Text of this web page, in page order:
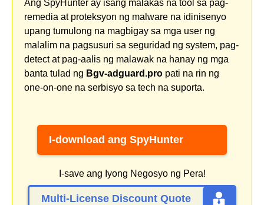
Ang SpyHunter ay isang malakas na tool sa pag-
remedia at proteksyon ng malware na idinisenyo
upang tumulong na magbigay sa mga user ng
malalim na pagsusuri sa seguridad ng system, pag-
detect at pag-aalis ng malawak na hanay ng mga
banta tulad ng Bgv-adguard.pro pati na rin ng
one-on-one na serbisyo sa tech na suporta.
I-download ang SpyHunter
I-save ang Iyong Negosyo ng Pera!
Multi-License Discount Quote